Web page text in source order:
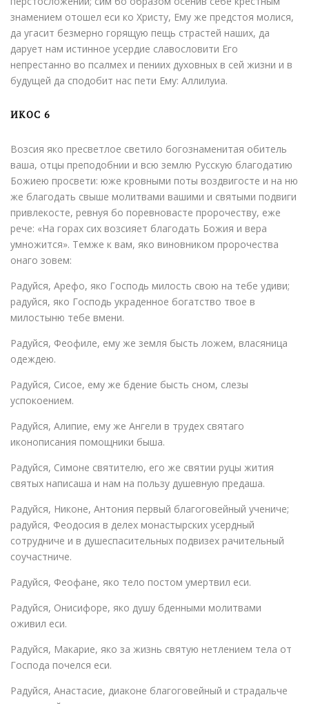
знамением отошел еси ко Христу, Ему же предстоя молися,
да угасит безмерно горящую пещь страстей наших, да
дарует нам истинное усердие славословити Его
непрестанно во псалмех и пениих духовных в сей жизни и в
будущей да сподобит нас пети Ему: Аллилуиа.
ИКОС 6
Возсия яко пресветлое светило богознаменитая обитель
ваша, отцы преподобнии и всю землю Русскую благодатию
Божиею просвети: юже кровными поты воздвигосте и на ню
же благодать свыше молитвами вашими и святыми подвиги
привлекосте, ревнуя бо поревновасте пророчеству, еже
рече: «На горах сих возсияет благодать Божия и вера
умножится». Темже к вам, яко виновником пророчества
онаго зовем:
Радуйся, Арефо, яко Господь милость свою на тебе удиви;
радуйся, яко Господь украденное богатство твое в
милостыню тебе вмени.
Радуйся, Феофиле, ему же земля бысть ложем, власяница
одеждею.
Радуйся, Сисое, ему же бдение бысть сном, слезы
успокоением.
Радуйся, Алипие, ему же Ангели в трудех святаго
иконописания помощники быша.
Радуйся, Симоне cвятитeлю, его же святии руцы жития
святых написаша и нам на пользу душевную предаша.
Радуйся, Никоне, Антония первый благоговейный учениче;
радуйся, Феодосия в делех монастырских усердный
сотрудниче и в душеспасительных подвизех рачительный
соучастниче.
Радуйся, Феофане, яко тело постом умертвил еси.
Радуйся, Онисифоре, яко душу бденными молитвами
оживил еси.
Радуйся, Макарие, яко за жизнь святую нетлением тела от
Господа почелся еси.
Радуйся, Анастасие, диаконе благоговейный и страдальче